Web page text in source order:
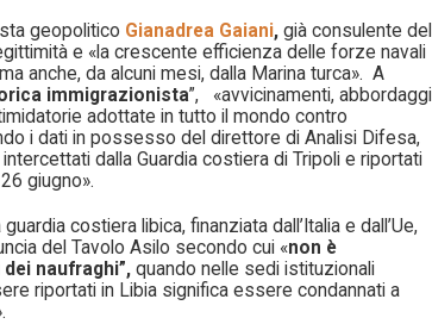
geopolitico Gianadrea Gaiani, già consulente del
e «la crescente efficienza delle forze navali
anche, da alcuni mesi, dalla Marina turca». A
immigrazionista”, «avvicinamenti, abbordaggi
adottate in tutto il mondo contro
i dati in possesso del direttore di Analisi Difesa,
dalla Guardia costiera di Tripoli e riportati
giugno».
costiera libica, finanziata dall’Italia e dall’Ue,
del Tavolo Asilo secondo cui «non è
naufraghi”, quando nelle sedi istituzionali
riportati in Libia significa essere condannati a